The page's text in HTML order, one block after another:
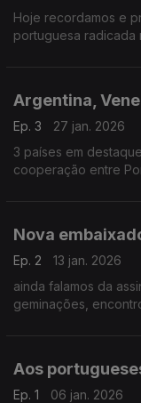
Hoje recordamos e
portuguesa radicada
Argentina,
Ep. 3
27 jan. 2026
3 países em
cooperação entre
Nova
Ep. 2
13 jan. 2026
ainda falamos da
geminações,
Aos
Ep. 1
06 jan. 2026